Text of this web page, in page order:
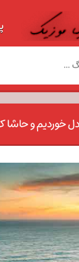
خوردیم و